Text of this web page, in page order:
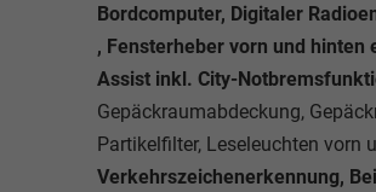
Bordcomputer, Digitaler
, Fensterheber vorn und hinten
Assist inkl. City-
Gepäckraumabdeckung,
Partikelfilter, Leseleuchten vorn
Verkehrszeichenerkennung,